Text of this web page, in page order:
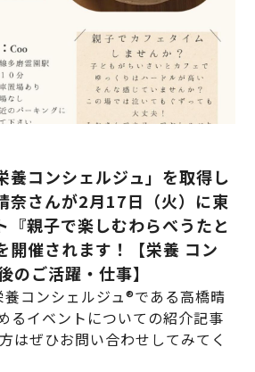
養コンシェルジュ」を取得し
奈さんが2月17日（火）に東
『親子で楽しむわらべうたと
開催されます！【栄養 コン
のご活躍・仕事】
コンシェルジュ®である高橋晴
るイベントについての紹介記事
はぜひお問い合わせしてみてく